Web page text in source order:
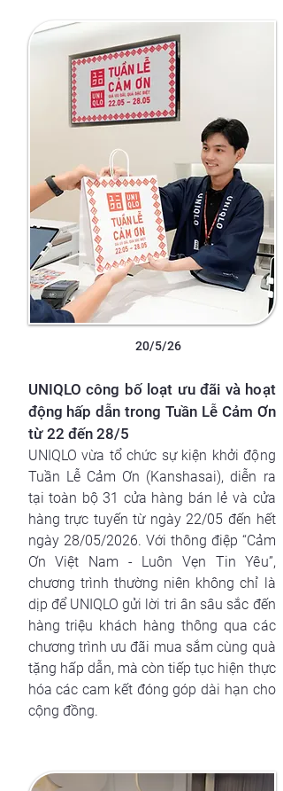
20/5/26
UNIQLO công bố loạt ưu đãi và hoạt
động hấp dẫn trong Tuần Lễ Cảm Ơn
từ 22 đến 28/5
UNIQLO vừa tổ chức sự kiện khởi động
Tuần Lễ Cảm Ơn (Kanshasai), diễn ra
tại toàn bộ 31 cửa hàng bán lẻ và cửa
hàng trực tuyến từ ngày 22/05 đến hết
ngày 28/05/2026. Với thông điệp “Cảm
Ơn Việt Nam - Luôn Vẹn Tin Yêu”,
chương trình thường niên không chỉ là
dịp để UNIQLO gửi lời tri ân sâu sắc đến
hàng triệu khách hàng thông qua các
chương trình ưu đãi mua sắm cùng quà
tặng hấp dẫn, mà còn tiếp tục hiện thực
hóa các cam kết đóng góp dài hạn cho
cộng đồng.